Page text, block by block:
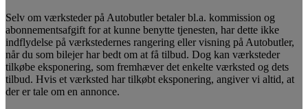
Selv om værksteder på Autobutler betaler bl.a. kommission og
abonnementsafgift for at kunne benytte tjenesten, har dette ikke
indflydelse på værkstedernes rangering eller visning på Autobutler,
når du som bilejer har bedt om at få tilbud. Dog kan værksteder
tilkøbe eksponering, som fremhæver det enkelte værksted og dets
tilbud. Hvis et værksted har tilkøbt eksponering, angiver vi altid, at
der er tale om en annonce.